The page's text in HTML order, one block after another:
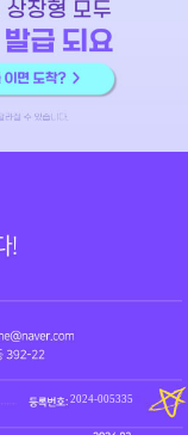
2024-005335